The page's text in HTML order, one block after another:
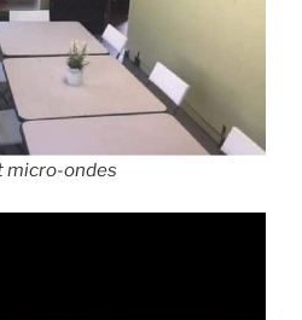
micro-ondes